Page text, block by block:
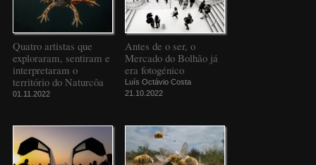
Quatro artistas que
exploraram, sentiram e
interpretaram o
território do Naturcôa
01.11.2022
Antes de o ser, o
Mercado do Bolhão já
era fotogénico
Luís Octávio Costa
21.10.2022